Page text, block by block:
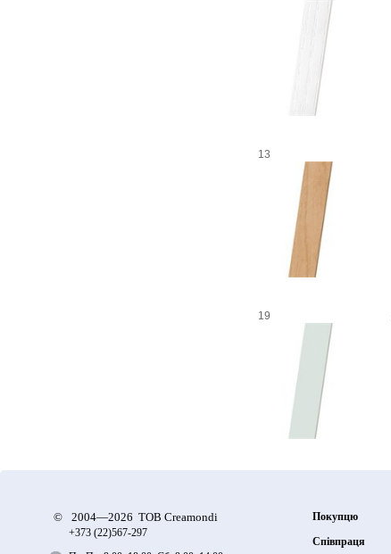
13
19
© 2004—2026 ТОВ Creamondi
+373 (22)567-297
Покупцю
Співпраця